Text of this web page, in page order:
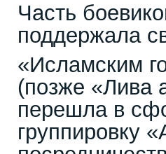
Часть
поддержала
«Исламским
(позже «Лива
перешла в
группировку